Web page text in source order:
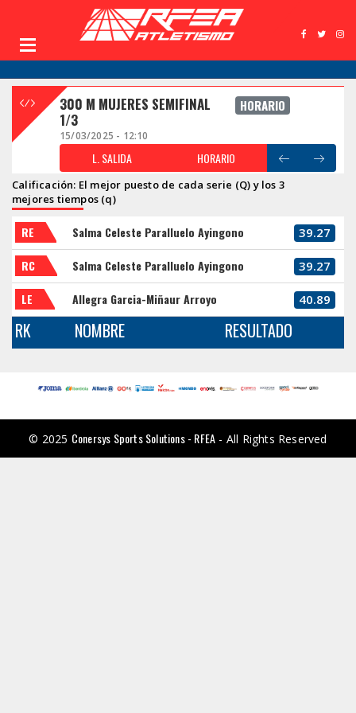
300 M MUJERES SEMIFINAL
1/3
HORARIO
15/03/2025 - 12:10
L. SALIDA HORARIO
Calificación: El mejor puesto de cada serie (Q) y los 3
mejores tiempos (q)
RE Salma Celeste Paralluelo Ayingono 39.27
RC Salma Celeste Paralluelo Ayingono 39.27
LE Allegra Garcia-Miñaur Arroyo 40.89
RK NOMBRE RESULTADO
© 2025 Conersys Sports Solutions - RFEA - All Rights Reserved